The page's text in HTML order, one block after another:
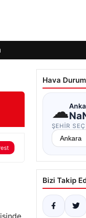
Hava
☁
ŞEHIR SEÇ
Bizi Takip